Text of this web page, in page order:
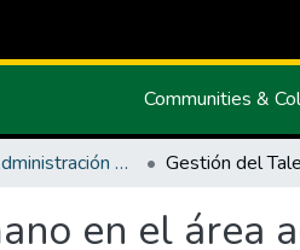
Communities &
Carrera de Administración de Empresas y Marketing
en el área